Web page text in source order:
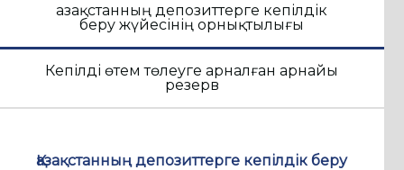
Қазақстанның депозиттерге кепілдік
беру жүйесінің орнықтылығы
Кепілді өтем төлеуге арналған арнайы
резерв
Қазақстанның депозиттерге кепілдік беру